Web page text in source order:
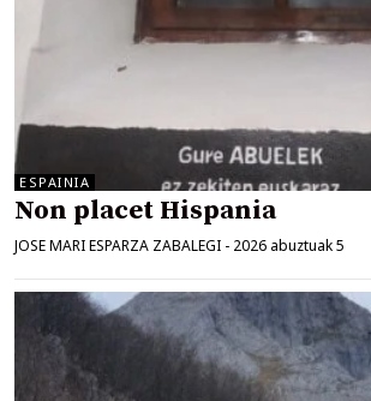
ESPAINIA
Non placet Hispania
JOSE MARI ESPARZA ZABALEGI - 2026 abuztuak 5